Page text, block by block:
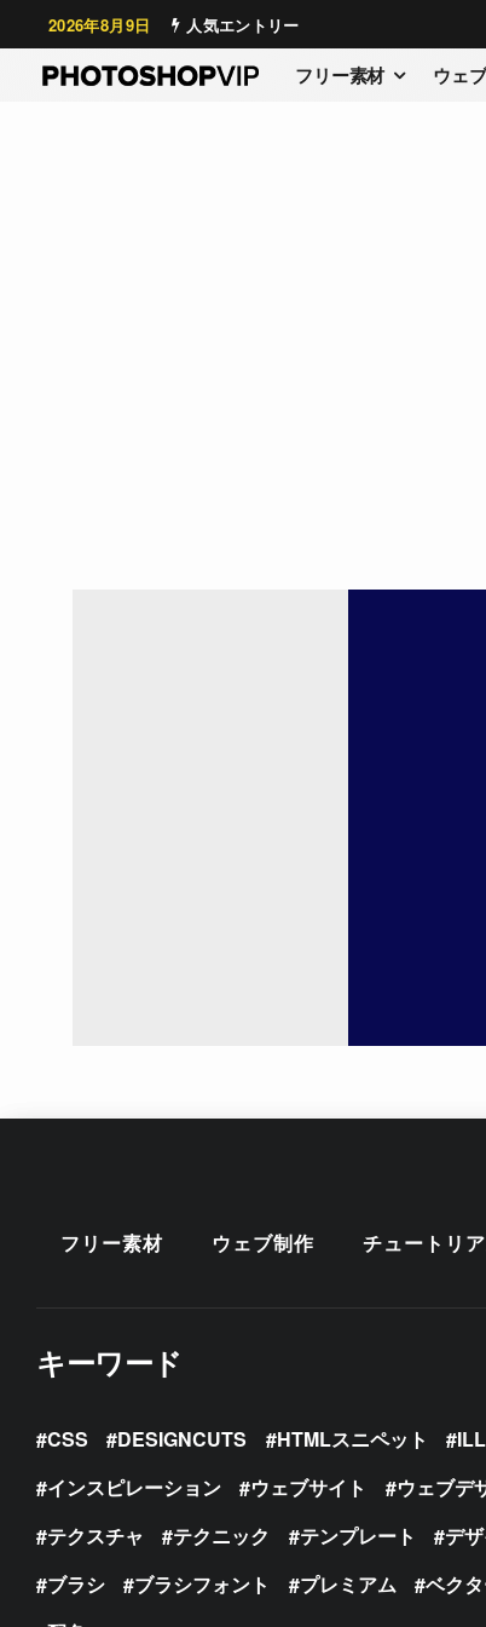
2026年8月9日 人気エントリー
フリー素材 ウェ
フリー素材 ウェブ制作 チュートリ
キーワード
CSS DESIGNCUTS HTMLスニペット
インスピレーション
ウェブサイト ウェブデ
テクスチャ
テクニック テンプレート デ
ブラシ
ブラシフォント プレミアム ベク